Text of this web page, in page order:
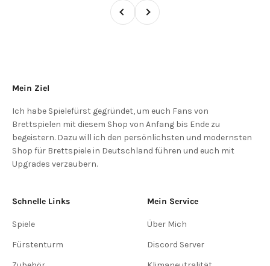
ZurückVor
Mein Ziel
Ich habe Spielefürst gegründet, um euch Fans von
Brettspielen mit diesem Shop von Anfang bis Ende zu
begeistern. Dazu will ich den persönlichsten und modernsten
Shop für Brettspiele in Deutschland führen und euch mit
Upgrades verzaubern.
Schnelle Links
Spiele
Fürstenturm
Mein Service
Über Mich
Discord Server